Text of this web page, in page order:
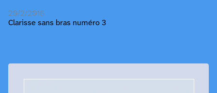
20/2/2016
Clarisse sans bras numéro 3